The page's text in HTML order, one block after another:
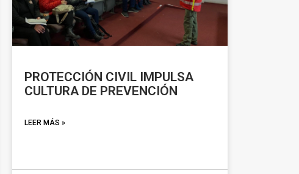
PROTECCIÓN CIVIL IMPULSA
CULTURA DE PREVENCIÓN
LEER MÁS »